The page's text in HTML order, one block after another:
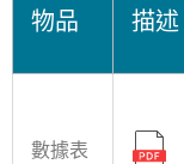
物品 描述
數據表